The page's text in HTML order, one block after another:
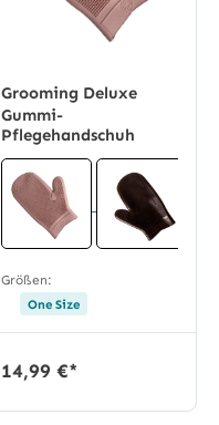
Grooming Deluxe
Gummi-
Pflegehandschuh
Größen:
One Size
14,99 €*